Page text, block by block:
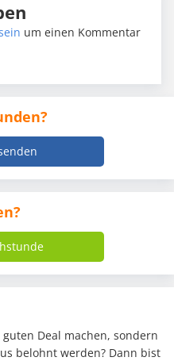
um einen Kommentar
Deal machen, sondern
belohnt werden? Dann bist